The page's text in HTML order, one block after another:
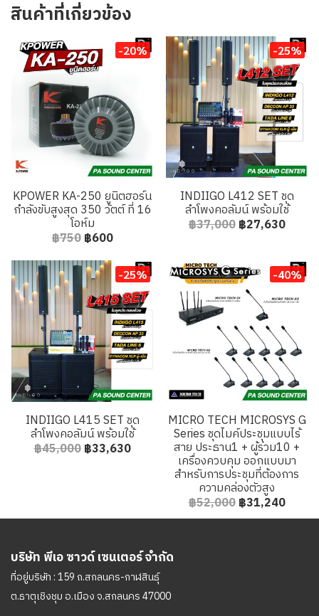
สินค้าที่เกี่ยวข้อง
-20%
KPOWER KA-250 ยูนิตฮอร์น
กำลังขับสูงสุด 350 วัตต์ ที่ 16
โอห์ม
฿750 ฿600
-25%
INDIIGO L412 SET ชุด
ลำโพงคอลัมน์ พร้อมใช้
฿37,000 ฿27,630
-25%
INDIIGO L415 SET ชุด
ลำโพงคอลัมน์ พร้อมใช้
฿45,000 ฿33,630
-40%
MICRO TECH MICROSYS G
Series ชุดไมค์ประชุมแบบไร้
สาย ประธาน1 + ผู้ร่วม10 +
เครื่องควบคุม ออกแบบมา
สำหรับการประชุมที่ต้องการ
ความคล่องตัวสูง
฿52,000 ฿31,240
บริษัท พีเอ ซาวด์ เซนเตอร์ จำกัด
ที่อยู่บริษัท : 159 ถ.สกลนคร-กาฬสินธุ์
ต.ธาตุเชิงชุม อ.เมือง จ.สกลนคร 47000